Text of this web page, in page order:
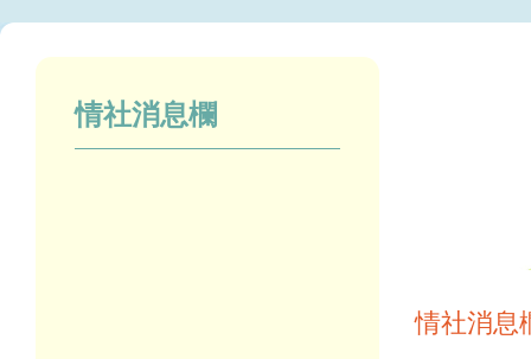
情社消息欄
情社消息